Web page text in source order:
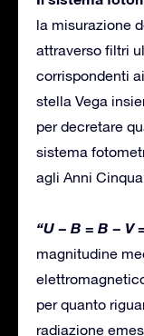
la misurazione
attraverso filtri
corrispondenti
stella Vega
per decretare
sistema
agli Anni
“U − B = B − V
magnitudine
per quanto
radiazione